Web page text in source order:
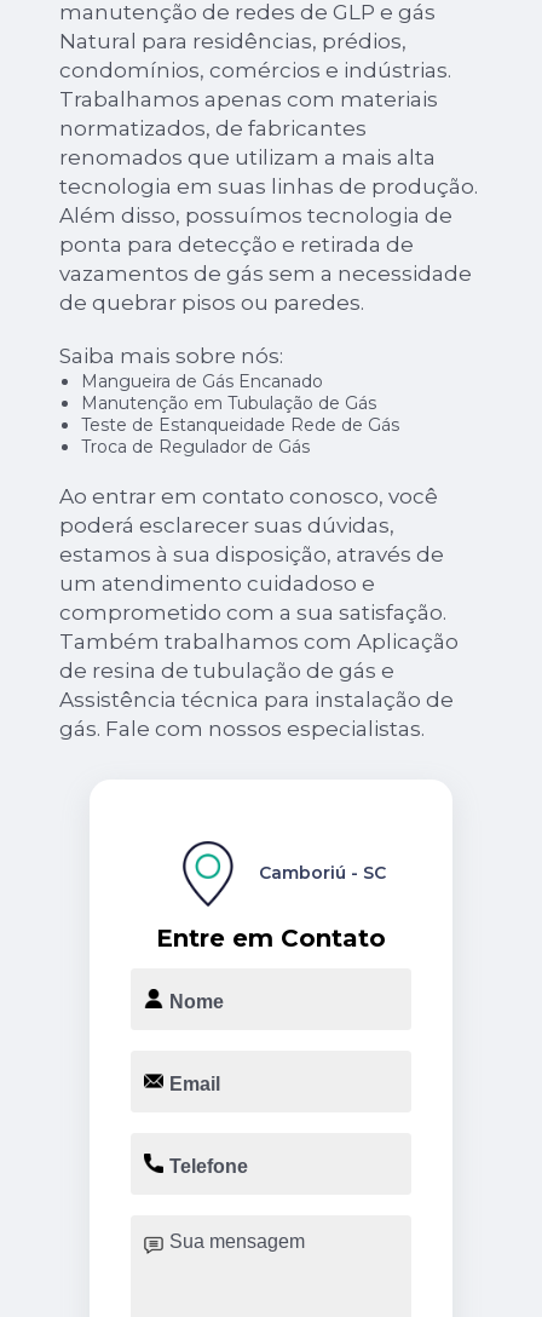
manutenção de redes de GLP e gás
Natural para residências, prédios,
condomínios, comércios e indústrias.
Trabalhamos apenas com materiais
normatizados, de fabricantes
renomados que utilizam a mais alta
tecnologia em suas linhas de produção.
Além disso, possuímos tecnologia de
ponta para detecção e retirada de
vazamentos de gás sem a necessidade
de quebrar pisos ou paredes.
Saiba mais sobre nós:
Mangueira de Gás Encanado
Manutenção em Tubulação de Gás
Teste de Estanqueidade Rede de Gás
Troca de Regulador de Gás
Ao entrar em contato conosco, você
poderá esclarecer suas dúvidas,
estamos à sua disposição, através de
um atendimento cuidadoso e
comprometido com a sua satisfação.
Também trabalhamos com Aplicação
de resina de tubulação de gás e
Assistência técnica para instalação de
gás. Fale com nossos especialistas.
Entre em Contato
Camboriú - SC